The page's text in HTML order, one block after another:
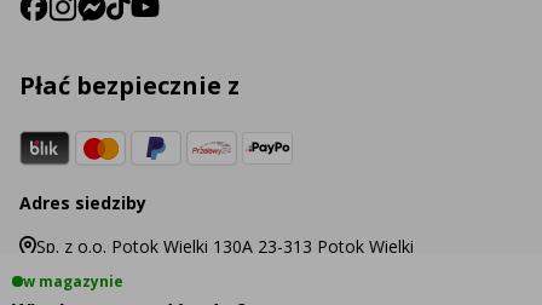
w magazynie
Płać bezpiecznie z
Adres siedziby
Sp. z o.o. Potok Wielki 130A 23-313 Potok Wielki